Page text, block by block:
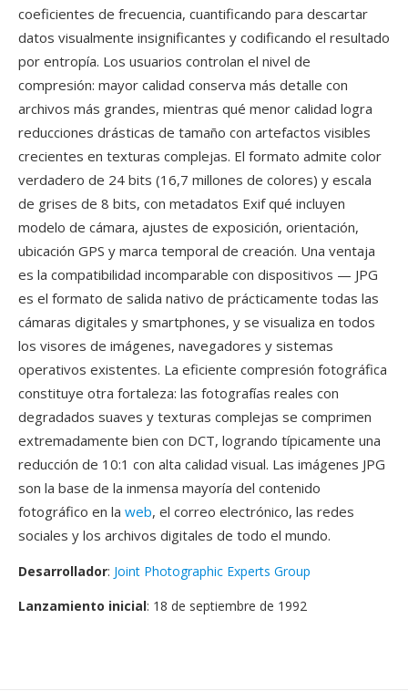
coeficientes de frecuencia, cuantificando para descartar
datos visualmente insignificantes y codificando el resultado
por entropía. Los usuarios controlan el nivel de
compresión: mayor calidad conserva más detalle con
archivos más grandes, mientras qué menor calidad logra
reducciones drásticas de tamaño con artefactos visibles
crecientes en texturas complejas. El formato admite color
verdadero de 24 bits (16,7 millones de colores) y escala
de grises de 8 bits, con metadatos Exif qué incluyen
modelo de cámara, ajustes de exposición, orientación,
ubicación GPS y marca temporal de creación. Una ventaja
es la compatibilidad incomparable con dispositivos — JPG
es el formato de salida nativo de prácticamente todas las
cámaras digitales y smartphones, y se visualiza en todos
los visores de imágenes, navegadores y sistemas
operativos existentes. La eficiente compresión fotográfica
constituye otra fortaleza: las fotografías reales con
degradados suaves y texturas complejas se comprimen
extremadamente bien con DCT, logrando típicamente una
reducción de 10:1 con alta calidad visual. Las imágenes JPG
son la base de la inmensa mayoría del contenido
fotográfico en la web, el correo electrónico, las redes
sociales y los archivos digitales de todo el mundo.
Desarrollador: Joint Photographic Experts Group
Lanzamiento inicial: 18 de septiembre de 1992